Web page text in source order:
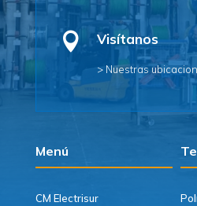
 Visítanos
> Nuestras
Menú
CM Electrisur